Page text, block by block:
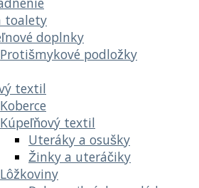
toalety
doplnky
Protišmykové podložky
textil
Koberce
Kúpeľňový textil
Uteráky a osušky
Žinky a uteráčiky
Lôžkoviny